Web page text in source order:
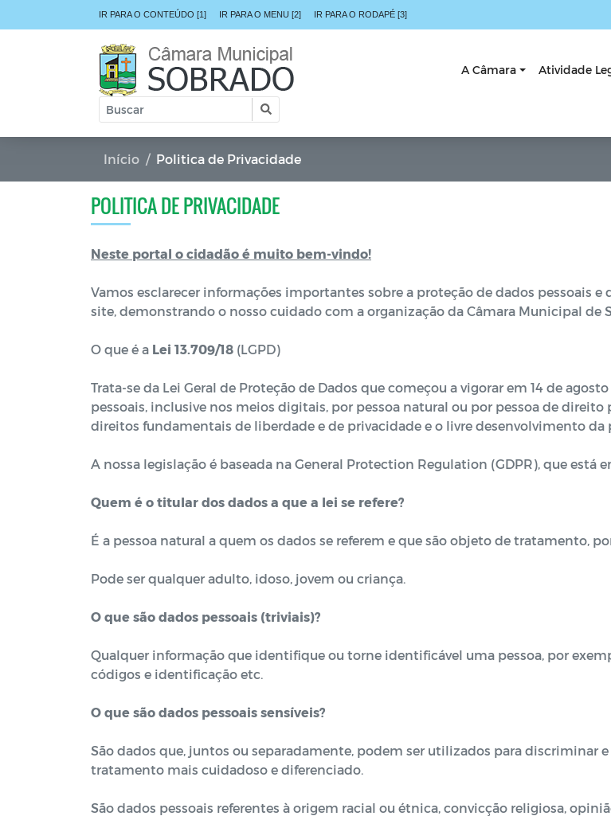
IR PARA O CONTEÚDO [1] IR PARA O MENU [2] IR PARA O RODAPÉ [3]
A Câmara Atividade
Início Politica de Privacidade
POLITICA DE PRIVACIDADE
Neste portal o cidadão é muito bem-vindo!
Vamos esclarecer informações importantes sobre a proteção de dados pessoais e
site, demonstrando o nosso cuidado com a organização da Câmara Municipal de
O que é a Lei 13.709/18 (LGPD)
Trata-se da Lei Geral de Proteção de Dados que começou a vigorar em 14 de
pessoais, inclusive nos meios digitais, por pessoa natural ou por pessoa de
direitos fundamentais de liberdade e de privacidade e o livre desenvolvimento da
A nossa legislação é baseada na General Protection Regulation (GDPR), que está
Quem é o titular dos dados a que a lei se refere?
É a pessoa natural a quem os dados se referem e que são objeto de tratamento,
Pode ser qualquer adulto, idoso, jovem ou criança.
O que são dados pessoais (triviais)?
Qualquer informação que identifique ou torne identificável uma pessoa, por
códigos e identificação etc.
O que são dados pessoais sensíveis?
São dados que, juntos ou separadamente, podem ser utilizados para discriminar
tratamento mais cuidadoso e diferenciado.
São dados pessoais referentes à origem racial ou étnica, convicção religiosa,